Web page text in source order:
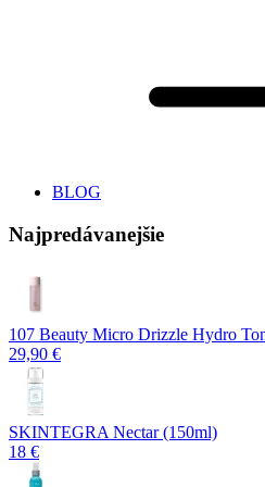
BLOG
Najpredávanejšie
107 Beauty Micro Drizzle Hydro
29,90 €
SKINTEGRA Nectar (150ml)
18 €